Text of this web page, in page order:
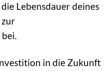
Lebensdauer deines
zur
in die Zukunft